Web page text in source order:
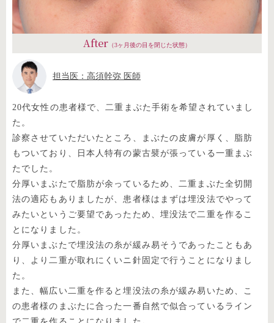
After （3ヶ月後の目を閉じた状態）
担当医：高須幹弥 医師
20代女性の患者様で、二重まぶた手術を希望されていまし
た。
診察させていただいたところ、まぶたの皮膚が厚く、脂肪
もついており、日本人特有の蒙古襞が張っている一重まぶ
たでした。
分厚いまぶたで脂肪が余っているため、二重まぶた全切開
法の適応もありましたが、患者様はまずは埋没法でやって
みたいというご要望であったため、埋没法で二重を作るこ
とになりました。
分厚いまぶたで埋没法の糸が緩み易そうであったこともあ
り、より二重が取れにくいニ針固定で行うことになりまし
た。
また、幅広い二重を作ると埋没法の糸が緩み易いため、こ
の患者様のまぶたに合った一番自然で似合っているライン